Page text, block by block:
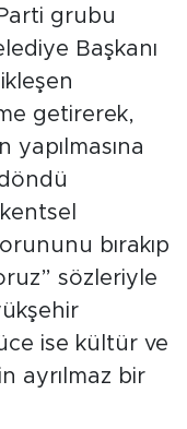
grubu
Başkanı
getirerek,
yapılmasına
bırakıp
sözleriyle
ise kültür ve
ayrılmaz bir